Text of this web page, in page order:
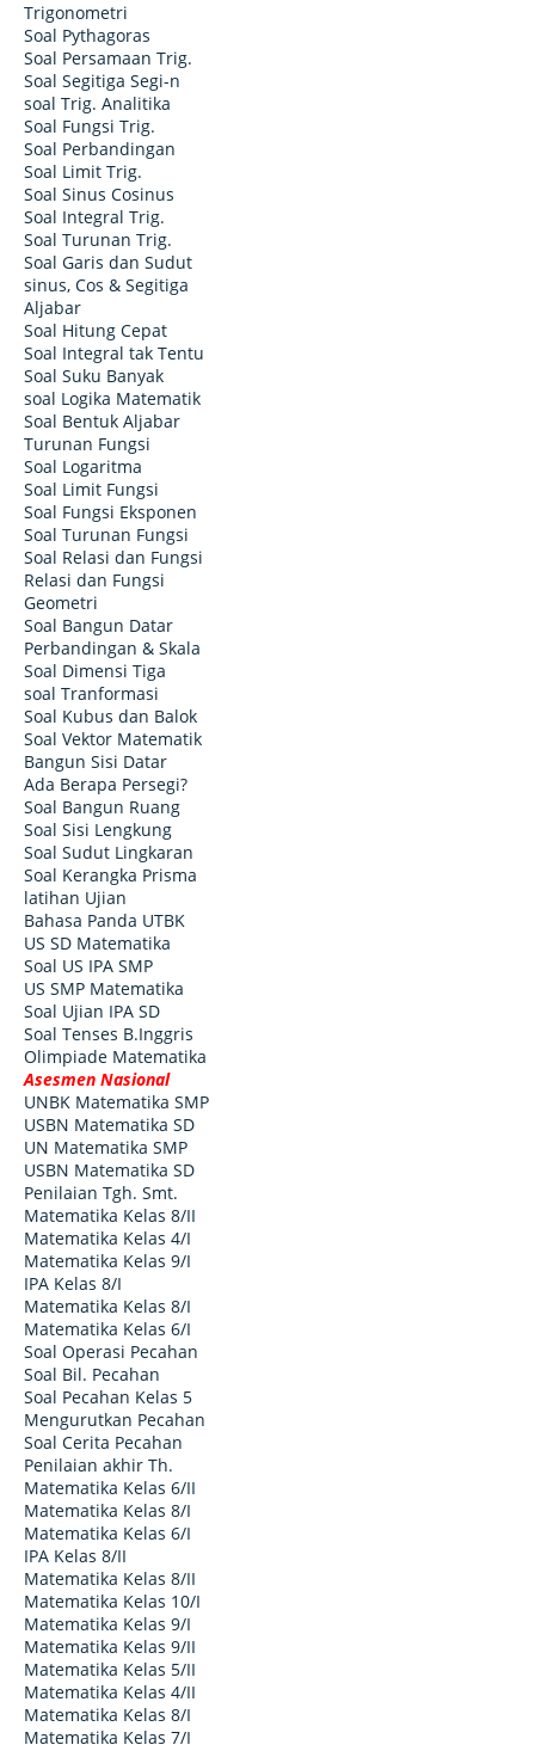
Trigonometri
Soal Pythagoras
Soal Persamaan Trig.
Soal Segitiga Segi-n
soal Trig. Analitika
Soal Fungsi Trig.
Soal Perbandingan
Soal Limit Trig.
Soal Sinus Cosinus
Soal Integral Trig.
Soal Turunan Trig.
Soal Garis dan Sudut
sinus, Cos & Segitiga
Aljabar
Soal Hitung Cepat
Soal Integral tak Tentu
Soal Suku Banyak
soal Logika Matematik
Soal Bentuk Aljabar
Turunan Fungsi
Soal Logaritma
Soal Limit Fungsi
Soal Fungsi Eksponen
Soal Turunan Fungsi
Soal Relasi dan Fungsi
Relasi dan Fungsi
Geometri
Soal Bangun Datar
Perbandingan & Skala
Soal Dimensi Tiga
soal Tranformasi
Soal Kubus dan Balok
Soal Vektor Matematik
Bangun Sisi Datar
Ada Berapa Persegi?
Soal Bangun Ruang
Soal Sisi Lengkung
Soal Sudut Lingkaran
Soal Kerangka Prisma
latihan Ujian
Bahasa Panda UTBK
US SD Matematika
Soal US IPA SMP
US SMP Matematika
Soal Ujian IPA SD
Soal Tenses B.Inggris
Olimpiade Matematika
Asesmen Nasional
UNBK Matematika SMP
USBN Matematika SD
UN Matematika SMP
USBN Matematika SD
Penilaian Tgh. Smt.
Matematika Kelas 8/II
Matematika Kelas 4/I
Matematika Kelas 9/I
IPA Kelas 8/I
Matematika Kelas 8/I
Matematika Kelas 6/I
Soal Operasi Pecahan
Soal Bil. Pecahan
Soal Pecahan Kelas 5
Mengurutkan Pecahan
Soal Cerita Pecahan
Penilaian akhir Th.
Matematika Kelas 6/II
Matematika Kelas 8/I
Matematika Kelas 6/I
IPA Kelas 8/II
Matematika Kelas 8/II
Matematika Kelas 10/I
Matematika Kelas 9/I
Matematika Kelas 9/II
Matematika Kelas 5/II
Matematika Kelas 4/II
Matematika Kelas 8/I
Matematika Kelas 7/I